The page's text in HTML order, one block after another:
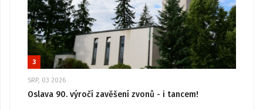
3
SRP, 03 2026
Oslava 90. výročí zavěšení zvonů - i tancem!